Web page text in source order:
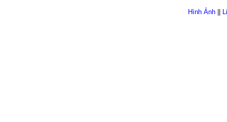
Hình Ảnh